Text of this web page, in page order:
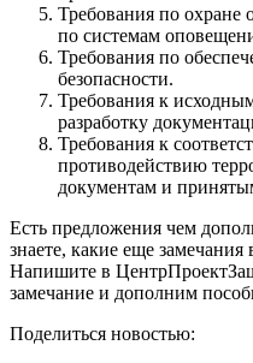
Требования по охране
по системам
Требования по
безопасности.
Требования к
разработку
Требования к
противодействию
документам и
Есть предложения чем
знаете, какие еще замечания
Напишите в
замечание и дополним
Поделиться новостью: